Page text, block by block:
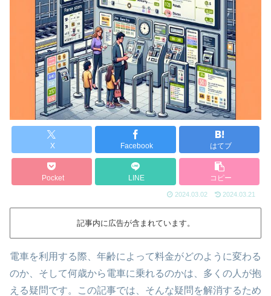
X Facebook はてブ
Pocket LINE コピー
2024.03.02 2024.03.21
記事内に広告が含まれています。
電車を利用する際、年齢によって料金がどのように変わる
のか、そして何歳から電車に乗れるのかは、多くの人が抱
える疑問です。この記事では、そんな疑問を解消するため